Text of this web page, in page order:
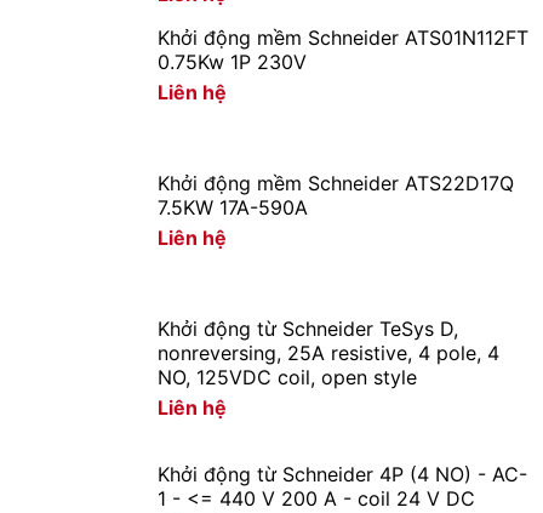
Khởi động mềm Schneider ATS01N112FT
0.75Kw 1P 230V
Liên hệ
Khởi động mềm Schneider ATS22D17Q
7.5KW 17A-590A
Liên hệ
Khởi động từ Schneider TeSys D,
nonreversing, 25A resistive, 4 pole, 4
NO, 125VDC coil, open style
Liên hệ
Khởi động từ Schneider 4P (4 NO) - AC-
1 - <= 440 V 200 A - coil 24 V DC